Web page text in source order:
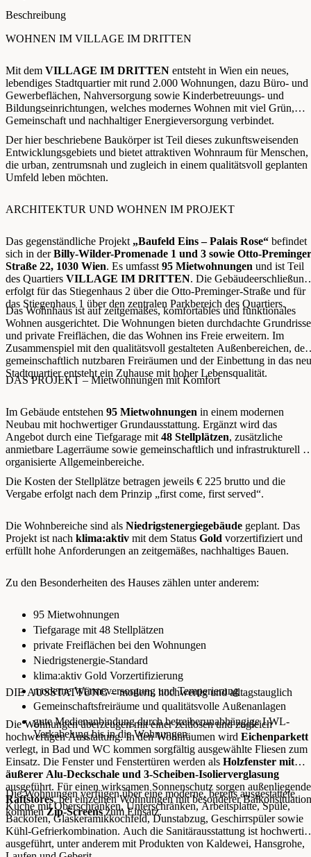
Beschreibung
WOHNEN IM VILLAGE IM DRITTEN
Mit dem VILLAGE IM DRITTEN entsteht in Wien ein neues,
lebendiges Stadtquartier mit rund 2.000 Wohnungen, dazu Büro- und
Gewerbeflächen, Nahversorgung sowie Kinderbetreuungs- und
Bildungseinrichtungen, welches modernes Wohnen mit viel Grün,
Gemeinschaft und nachhaltiger Energieversorgung verbindet.
Der hier beschriebene Baukörper ist Teil dieses zukunftsweisenden
Entwicklungsgebiets und bietet attraktiven Wohnraum für Menschen,
die urban, zentrumsnah und zugleich in einem qualitätsvoll geplanten
Umfeld leben möchten.
ARCHITEKTUR UND WOHNEN IM PROJEKT
Das gegenständliche Projekt „Baufeld Eins – Palais Rose“ befindet
sich in derBilly-Wilder-Promenade 1 und 3 sowie Otto-
Straße 22, 1030 Wien. Es umfasst 95 Mietwohnungen und ist Teil
des Quartiers VILLAGE IM DRITTEN. Die Gebäudeerschließung
erfolgt für das Stiegenhaus 2 über die Otto-Preminger-Straße und für
das Stiegenhaus 1 über den zentralen Parkbereich des Quartiers.
Das Wohnhaus ist auf zeitgemäßes, komfortables und funktionales
Wohnen ausgerichtet. Die Wohnungen bieten durchdachte Grundrisse
und private Freiflächen, die das Wohnen ins Freie erweitern. Im
Zusammenspiel mit den qualitätsvoll gestalteten Außenbereichen, den
gemeinschaftlich nutzbaren Freiräumen und der Einbettung in das
Stadtquartier entsteht ein Zuhause mit hoher Lebensqualität.
DAS PROJEKT – Mietwohnungen mit Komfort
Im Gebäude entstehen 95 Mietwohnungen in einem modernen
Neubau mit hochwertiger Grundausstattung. Ergänzt wird das
Angebot durch eine Tiefgarage mit 48 Stellplätzen, zusätzliche
anmietbare Lagerräume sowie gemeinschaftlich und infrastrukturell
organisierte Allgemeinbereiche.
Die Kosten der Stellplätze betragen jeweils € 225 brutto und die
Vergabe erfolgt nach dem Prinzip „first come, first served“.
Die Wohnbereiche sind als Niedrigstenergiegebäude geplant. Das
Projekt ist nach klima:aktiv mit dem Status Gold vorzertifiziert und
erfüllt hohe Anforderungen an zeitgemäßes, nachhaltiges Bauen.
Zu den Besonderheiten des Hauses zählen unter anderem:
95 Mietwohnungen
Tiefgarage mit 48 Stellplätzen
private Freiflächen bei den Wohnungen
Niedrigstenergie-Standard
klima:aktiv Gold Vorzertifizierung
moderne Wärmeversorgung und Temperierung
Gemeinschaftsfreiräume und qualitätsvolle Außenanlagen
gute Medienanbindung durch betreiberunabhängige LWL-
Verkabelung bis in die Wohnungen
DIE AUSSTATTUNG – modern, hochwertig und alltagstauglich
Die Wohnungen überzeugen mit einer zeitlosen und zugleich
hochwertigen Ausstattung. In den Wohnräumen wird Eichenparkett
verlegt, in Bad und WC kommen sorgfältig ausgewählte Fliesen zum
Einsatz. Die Fenster und Fenstertüren werden als Holzfenster mit
äußerer Alu-Deckschale und 3-Scheiben-Isolierverglasung
ausgeführt. Für einen wirksamen Sonnenschutz sorgen außenliegende
Raffstores, bei einzelnen Wohnungen mit besonderer Balkonsituation
kommenZip-Screenszum Einsatz.
Die Wohnungen verfügen über eine moderne, bereits ausgestattete
Küche mit Oberschränken, Unterschränken, Arbeitsplatte, Spüle,
Backofen, Glaskeramikkochfeld, Dunstabzug, Geschirrspüler sowie
Kühl-Gefrierkombination. Auch die Sanitärausstattung ist hochwertig
ausgeführt, unter anderem mit Produkten von Kaldewei, Hansgrohe,